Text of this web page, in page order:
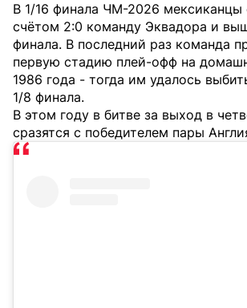
В 1/16 финала ЧМ-2026 мексиканцы
счётом 2:0 команду Эквадора и
финала. В последний раз команда
первую стадию плей-офф на
1986 года - тогда им удалось
1/8 финала.
В этом году в битве за выход в
сразятся с победителем пары